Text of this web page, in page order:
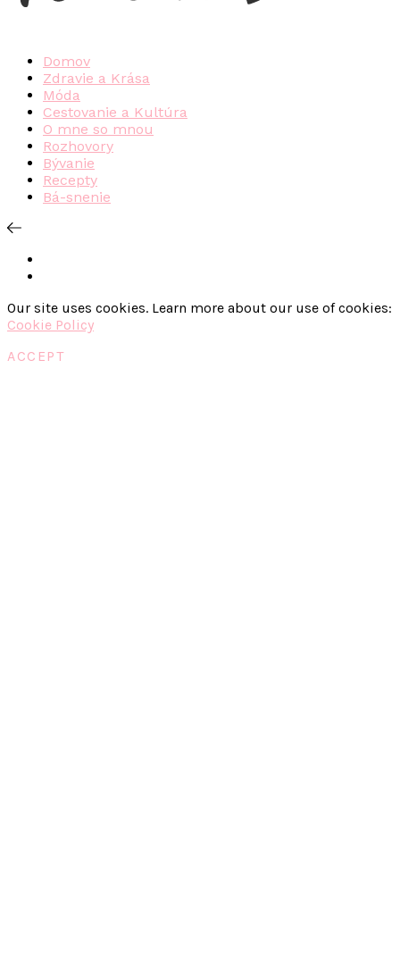
Domov
Zdravie a Krása
Móda
Cestovanie a Kultúra
O mne so mnou
Rozhovory
Bývanie
Recepty
Bá-snenie
Our site uses cookies. Learn more about our use of cookies:
Cookie Policy
ACCEPT